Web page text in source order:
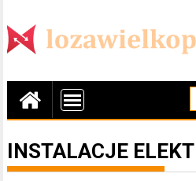
INSTALACJE